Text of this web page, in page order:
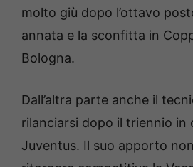
molto giù dopo l’ottavo
annata e la sconfitta in
Bologna.
Dall’altra parte anche il
rilanciarsi dopo il triennio in
Juventus. Il suo apporto